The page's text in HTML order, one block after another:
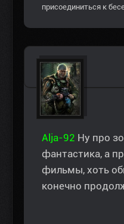
присоединиться к
Alja-92 Ну про
фантастика, а
фильмы, хоть
конечно